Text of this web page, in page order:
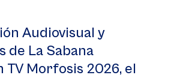
Audiovisual y
de La Sabana
TV Morfosis 2026, el